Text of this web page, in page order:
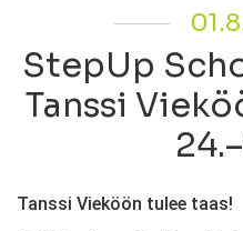
StepUp
Tanssi
Tanssi Vieköön tulee taas!